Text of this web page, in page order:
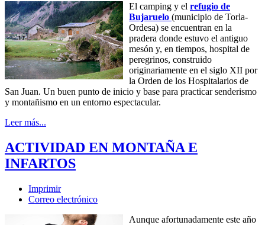
El camping y el refugio de
Bujaruelo (municipio de Torla-
Ordesa) se encuentran en la
pradera donde estuvo el antiguo
mesón y, en tiempos, hospital de
peregrinos, construido
originariamente en el siglo XII por
la Orden de los Hospitalarios de
San Juan. Un buen punto de inicio y base para practicar senderismo
y montañismo en un entorno espectacular.
Leer más...
ACTIVIDAD EN MONTAÑA E
INFARTOS
Imprimir
Correo electrónico
Aunque afortunadamente este año